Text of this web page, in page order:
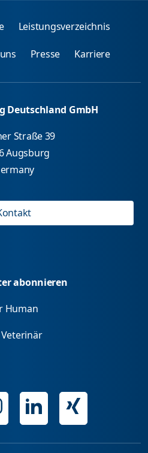
Leistungsverzeichnis
Presse Karriere
Deutschland GmbH
Straße 39
Augsburg
abonnieren
Human